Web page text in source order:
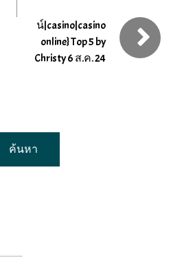
น์|casino|casino
online} Top 5 by
Christy 6 ส.ค. 24